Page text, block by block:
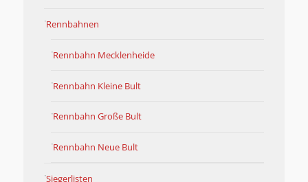
Rennbahnen
Rennbahn Mecklenheide
Rennbahn Kleine Bult
Rennbahn Große Bult
Rennbahn Neue Bult
Siegerlisten